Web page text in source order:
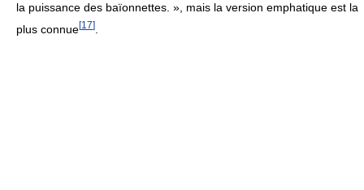
la puissance des baïonnettes. », mais la version emphatique est la
plus connue[17]